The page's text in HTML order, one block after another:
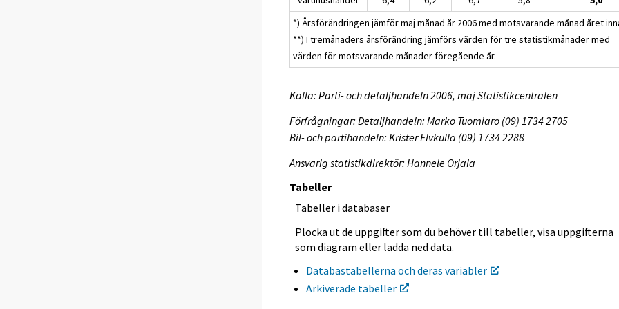
*) Årsförändringen jämför maj månad år 2006 med motsvarande månad året
**) I tremånaders årsförändring jämförs värden för tre statistikmånader med
värden för motsvarande månader föregående år.
Källa: Parti- och detaljhandeln 2006, maj Statistikcentralen
Förfrågningar: Detaljhandeln: Marko Tuomiaro (09) 1734 2705
Bil- och partihandeln: Krister Elvkulla (09) 1734 2288
Ansvarig statistikdirektör: Hannele Orjala
Tabeller
Tabeller i databaser
Plocka ut de uppgifter som du behöver till tabeller, visa uppgifterna
som diagram eller ladda ned data.
Databastabellerna och deras variabler
Arkiverade tabeller